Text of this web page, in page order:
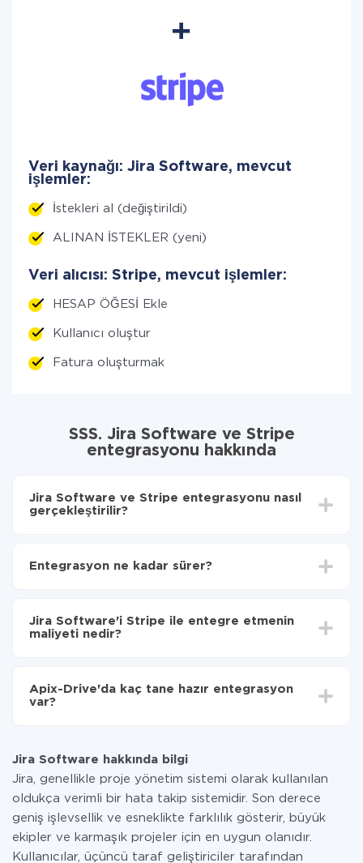
Veri kaynağı: Jira Software, mevcut
işlemler:
İstekleri al (değiştirildi)
ALINAN İSTEKLER (yeni)
Veri alıcısı: Stripe, mevcut işlemler:
HESAP ÖĞESİ Ekle
Kullanıcı oluştur
Fatura oluşturmak
SSS. Jira Software ve Stripe
entegrasyonu hakkında
Jira Software ve Stripe entegrasyonu nasıl
gerçekleştirilir?
aktarılacağını seçin
Stripe'ye aktarılacaktır.
Entegrasyon ne kadar sürer?
olarak, 10-15 dakika sürer.
Jira Software'i Stripe ile entegre etmenin
maliyeti nedir?
Hizmetimiz aracılığıyla yalnızca bir sisteminizden
diğerine aktarılan veri miktarı için ödeme yaparsınız.
Apix-Drive'da kaç tane hazır entegrasyon
var?
Jira Software hakkında bilgi
Jira, genellikle proje yönetim sistemi olarak kullanılan
oldukça verimli bir hata takip sistemidir. Son derece
geniş işlevsellik ve esneklikte farklılık gösterir, büyük
ekipler ve karmaşık projeler için en uygun olanıdır.
Kullanıcılar, üçüncü taraf geliştiriciler tarafından